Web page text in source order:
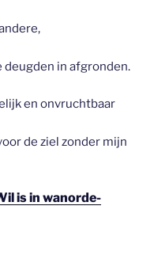
deugden in afgronden.
en onvruchtbaar
de ziel zonder mijn
is in wanorde-